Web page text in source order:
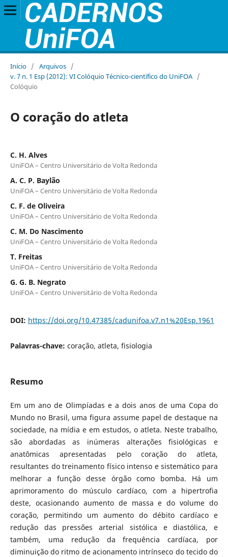
Início / Arquivos /
v. 7 n. 1 Esp (2012): VI Colóquio Técnico-científico do UniFOA /
Colóquio
O coração do atleta
C. H. Alves
UniFOA – Centro Universitário de Volta Redonda
A. C. P. Baylão
UniFOA – Centro Universitário de Volta Redonda
C. F. de Oliveira
UniFOA – Centro Universitário de Volta Redonda
C. M. Do Nascimento
UniFOA – Centro Universitário de Volta Redonda
T. Freitas
UniFOA – Centro Universitário de Volta Redonda
G. G. B. Negrato
UniFOA – Centro Universitário de Volta Redonda
DOI: https://doi.org/10.47385/cadunifoa.v7.n1%20Esp.1961
Palavras-chave: coração, atleta, fisiologia
Resumo
Em um ano de Olimpíadas e a dois anos de uma Copa do
Mundo no Brasil, uma figura assume papel de destaque na
sociedade, na mídia e em estudos, o atleta. Neste trabalho,
são abordadas as inúmeras alterações fisiológicas e
anatômicas apresentadas pelo coração do atleta,
resultantes do treinamento físico intenso e sistemático para
melhorar a função desse órgão como bomba. Há um
aprimoramento do músculo cardíaco, com a hipertrofia
deste, ocasionando aumento de massa e do volume do
coração, permitindo um aumento do débito cardíaco e
redução das pressões arterial sistólica e diastólica, e
também, uma redução da frequência cardíaca, por
diminuição do ritmo de acionamento intrínseco do tecido do